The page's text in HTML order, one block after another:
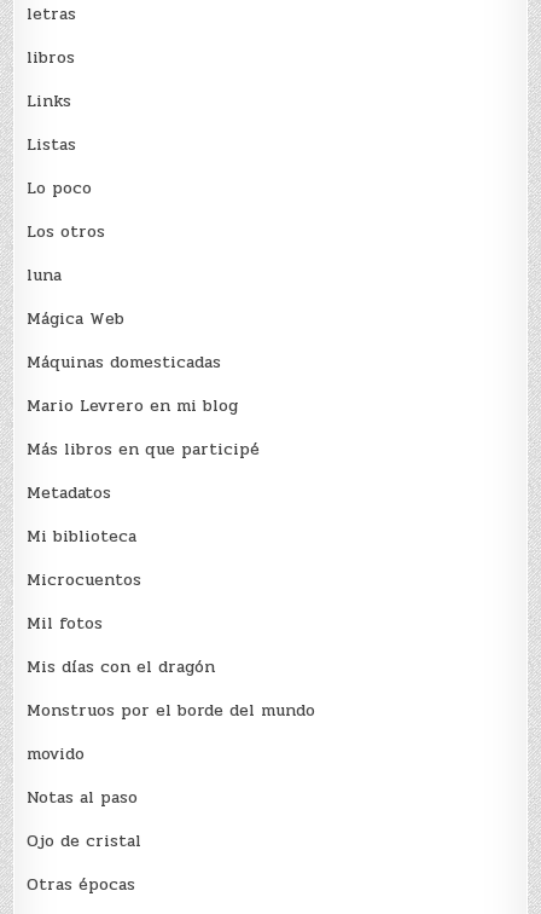
letras
libros
Links
Listas
Lo poco
Los otros
luna
Mágica Web
Máquinas domesticadas
Mario Levrero en mi blog
Más libros en que participé
Metadatos
Mi biblioteca
Microcuentos
Mil fotos
Mis días con el dragón
Monstruos por el borde del mundo
movido
Notas al paso
Ojo de cristal
Otras épocas